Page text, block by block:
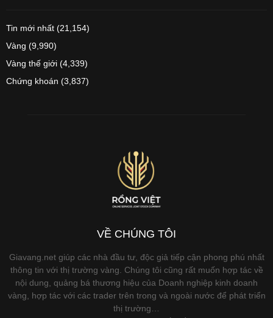
Tin mới nhất (21,154)
Vàng (9,990)
Vàng thế giới (4,339)
Chứng khoán (3,837)
VỀ CHÚNG TÔI
Giavang.net giúp các nhà đầu tư, độc giả tiếp cận phong phú nhất
thông tin với thị trường vàng. Chúng tôi cũng rất muốn hợp tác về
nội dung, quảng bá thương hiệu của Doanh nghiệp kinh doanh
vàng, hợp tác với các trader trên trong và ngoài nước để phát triển
thị trường…